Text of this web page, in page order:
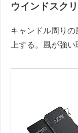
ウインドスク
キャンドル周り
上する。風が強